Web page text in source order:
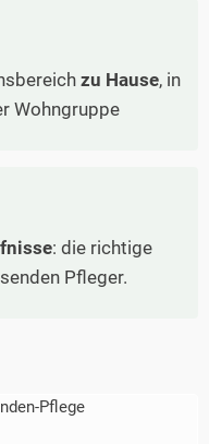
zu Hause, in
Wohngruppe
: die richtige
Pfleger.
Pflege